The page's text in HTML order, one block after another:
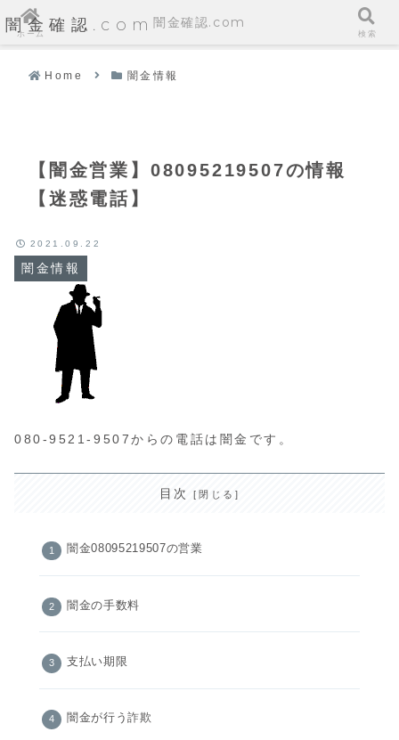
闇金確認.com
Home 闇金情報
【闇金営業】08095219507の情報
【迷惑電話】
闇金情報
2021.09.22
080-9521-9507からの電話は闇金です。
目次
闇金08095219507の営業
闇金の手数料
支払い期限
闇金が行う詐欺
ホーム
闇金確認.com
検索